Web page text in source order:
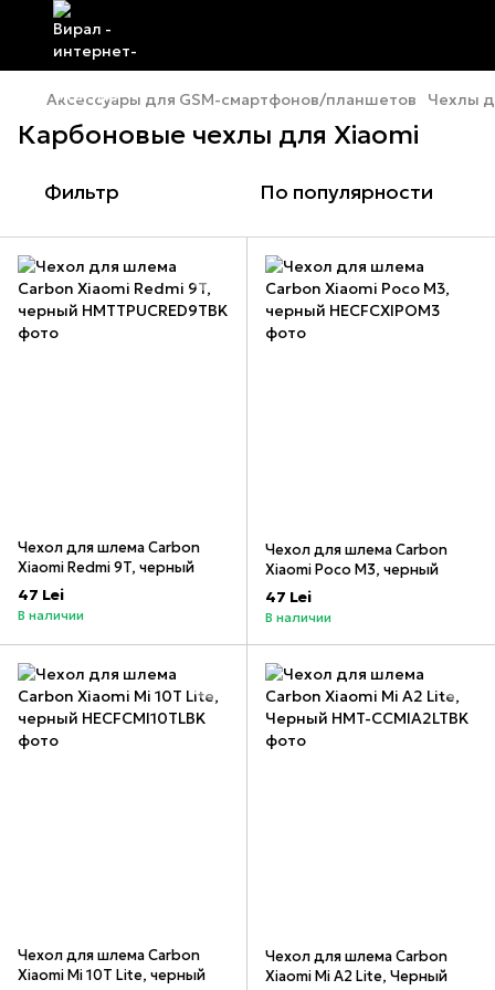
Аксессуары для GSM-смартфонов/планшетов Чехлы
Карбоновые чехлы для Xiaomi
Фильтр По популярности
Чехол для шлема Carbon
Xiaomi Redmi 9T, черный
47 Lei
В наличии
Чехол для шлема Carbon
Xiaomi Poco M3, черный
47 Lei
В наличии
Чехол для шлема Carbon
Xiaomi Mi 10T Lite, черный
Чехол для шлема Carbon
Xiaomi Mi A2 Lite, Черный